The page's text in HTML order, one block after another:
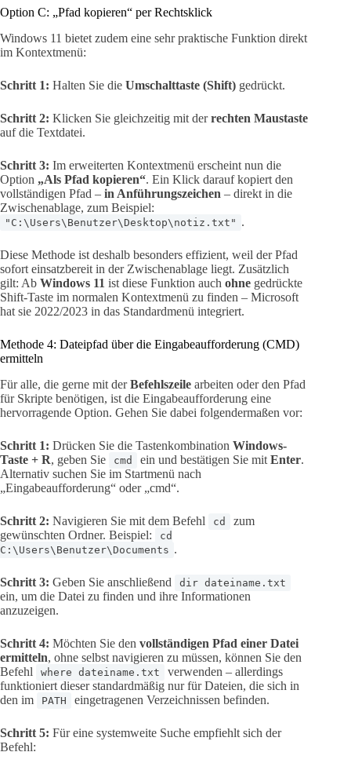
Option C: „Pfad kopieren“ per Rechtsklick
Windows 11 bietet zudem eine sehr praktische Funktion direkt
im Kontextmenü:
Schritt 1: Halten Sie die Umschalttaste (Shift) gedrückt.
Schritt 2: Klicken Sie gleichzeitig mit derrechten Maustaste
auf die Textdatei.
Schritt 3: Im erweiterten Kontextmenü erscheint nun die
Option „Als Pfad kopieren“. Ein Klick darauf kopiert den
vollständigen Pfad – in Anführungszeichen – direkt in die
Zwischenablage, zum Beispiel:
"C:\Users\Benutzer\Desktop\notiz.txt" .
Diese Methode ist deshalb besonders effizient, weil der Pfad
sofort einsatzbereit in der Zwischenablage liegt. Zusätzlich
gilt: Ab Windows 11 ist diese Funktion auch ohne gedrückte
Shift-Taste im normalen Kontextmenü zu finden – Microsoft
hat sie 2022/2023 in das Standardmenü integriert.
Methode 4: Dateipfad über die Eingabeaufforderung (CMD)
ermitteln
Für alle, die gerne mit derBefehlszeile arbeiten oder den Pfad
für Skripte benötigen, ist die Eingabeaufforderung eine
hervorragende Option. Gehen Sie dabei folgendermaßen vor:
Schritt 1: Drücken Sie die Tastenkombination Windows-
Taste + R, geben Sie cmd ein und bestätigen Sie mit Enter.
Alternativ suchen Sie im Startmenü nach
„Eingabeaufforderung“ oder „cmd“.
Schritt 2: Navigieren Sie mit dem Befehl cd
zum
gewünschten Ordner. Beispiel:
cd
C:\Users\Benutzer\Documents .
Schritt 3: Geben Sie anschließend dir dateiname.txt
ein, um die Datei zu finden und ihre Informationen
anzuzeigen.
Schritt 4: Möchten Sie den vollständigen Pfad einer Datei
ermitteln, ohne selbst navigieren zu müssen, können Sie den
Befehl
where dateiname.txt
verwenden – allerdings
funktioniert dieser standardmäßig nur für Dateien, die sich in
den im
PATH eingetragenen Verzeichnissen befinden.
Schritt 5: Für eine systemweite Suche empfiehlt sich der
Befehl: